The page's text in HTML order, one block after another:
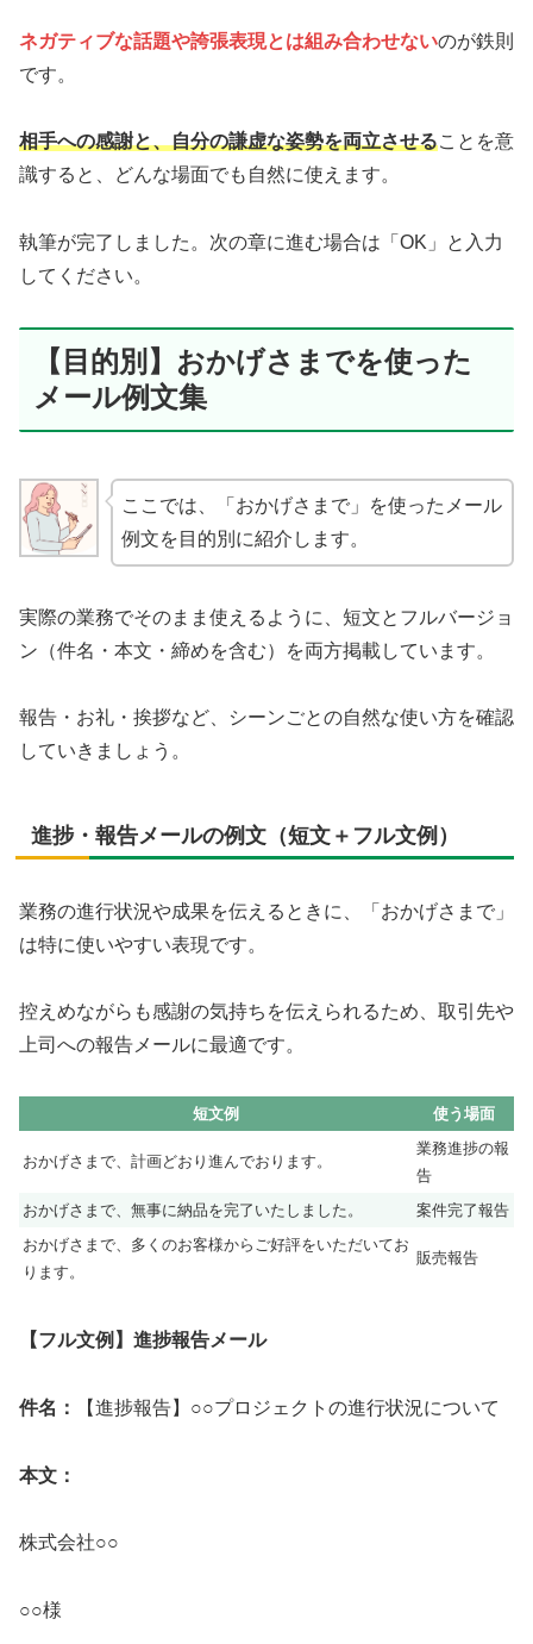
ネガティブな話題や誇張表現とは組み合わせないのが鉄則
です。
相手への感謝と、自分の謙虚な姿勢を両立させることを意
識すると、どんな場面でも自然に使えます。
執筆が完了しました。次の章に進む場合は「OK」と入力
してください。
【目的別】おかげさまでを使った
メール例文集
ここでは、「おかげさまで」を使ったメール
例文を目的別に紹介します。
実際の業務でそのまま使えるように、短文とフルバージョ
ン（件名・本文・締めを含む）を両方掲載しています。
報告・お礼・挨拶など、シーンごとの自然な使い方を確認
していきましょう。
進捗・報告メールの例文（短文＋フル文例）
業務の進行状況や成果を伝えるときに、「おかげさまで」
は特に使いやすい表現です。
控えめながらも感謝の気持ちを伝えられるため、取引先や
上司への報告メールに最適です。
短文例 使う場面
おかげさまで、計画どおり進んでおります。
業務進捗の報
告
おかげさまで、無事に納品を完了いたしました。
案件完了報告
おかげさまで、多くのお客様からご好評をいただいてお
ります。
販売報告
【フル文例】進捗報告メール
件名： 【進捗報告】○○プロジェクトの進行状況について
本文：
株式会社○○
○○様